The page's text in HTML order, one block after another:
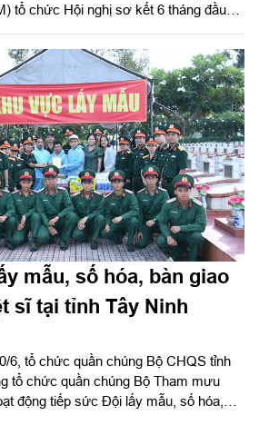
tổ chức Hội nghị sơ kết 6 tháng đầu
nhiệm Chính trị Quân khu dự, phát biểu
mẫu, số hóa, bàn giao
sĩ tại tỉnh Tây Ninh
6, tổ chức quần chúng Bộ CHQS tỉnh
tổ chức quần chúng Bộ Tham mưu
động tiếp sức Đội lấy mẫu, số hóa,